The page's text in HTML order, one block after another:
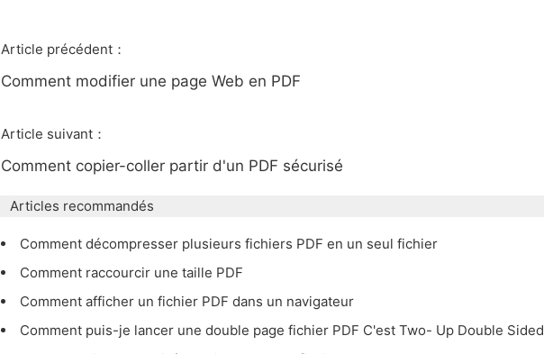
Article précédent：
Comment modifier une page Web en PDF
Article suivant：
Comment copier-coller partir d'un PDF sécurisé
Articles recommandés
Comment décompresser plusieurs fichiers PDF en un seul fichier
Comment raccourcir une taille PDF
Comment afficher un fichier PDF dans un navigateur
Comment puis-je lancer une double page fichier PDF C'est Two- Up Double Sided